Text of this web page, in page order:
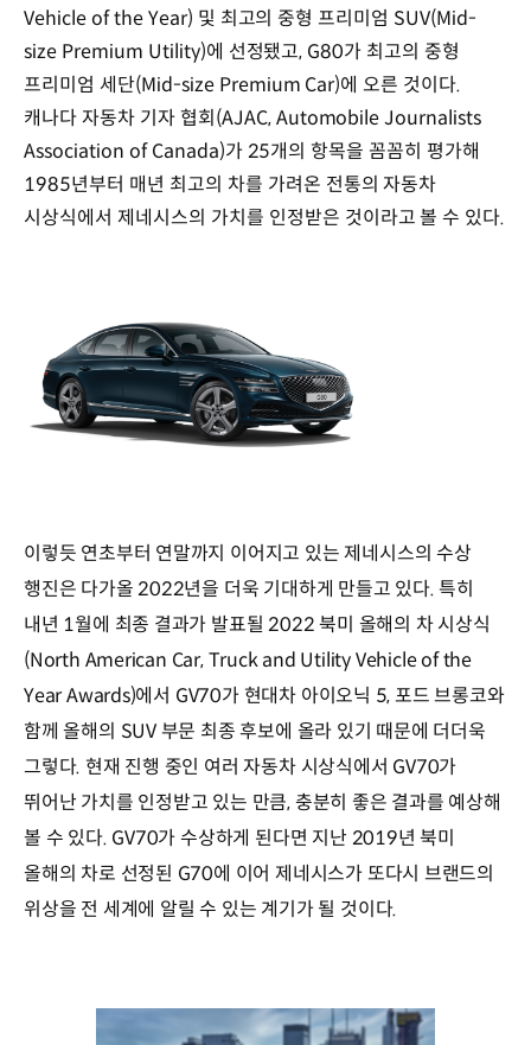
Vehicle of the Year) 및 최고의 중형 프리미엄 SUV(Mid-
size Premium Utility)에 선정됐고, G80가 최고의 중형
프리미엄 세단(Mid-size Premium Car)에 오른 것이다.
캐나다 자동차 기자 협회(AJAC, Automobile Journalists
Association of Canada)가 25개의 항목을 꼼꼼히 평가해
1985년부터 매년 최고의 차를 가려온 전통의 자동차
시상식에서 제네시스의 가치를 인정받은 것이라고 볼 수 있다.
이렇듯 연초부터 연말까지 이어지고 있는 제네시스의 수상
행진은 다가올 2022년을 더욱 기대하게 만들고 있다. 특히
내년 1월에 최종 결과가 발표될 2022 북미 올해의 차 시상식
(North American Car, Truck and Utility Vehicle of the
Year Awards)에서 GV70가 현대차 아이오닉 5, 포드 브롱코와
함께 올해의 SUV 부문 최종 후보에 올라 있기 때문에 더더욱
그렇다. 현재 진행 중인 여러 자동차 시상식에서 GV70가
뛰어난 가치를 인정받고 있는 만큼, 충분히 좋은 결과를 예상해
볼 수 있다. GV70가 수상하게 된다면 지난 2019년 북미
올해의 차로 선정된 G70에 이어 제네시스가 또다시 브랜드의
위상을 전 세계에 알릴 수 있는 계기가 될 것이다.